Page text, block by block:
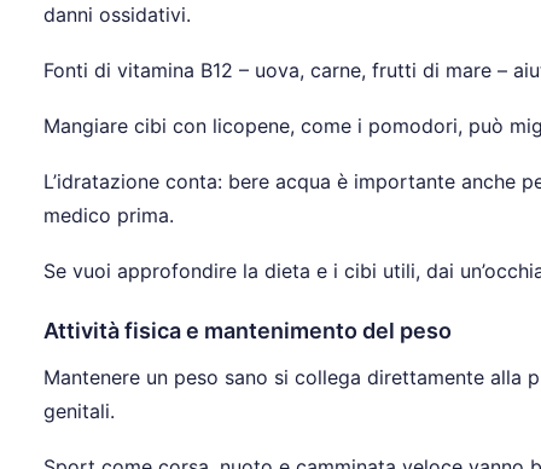
danni ossidativi.
Fonti di vitamina B12 – uova, carne, frutti di mare –
Mangiare cibi con licopene, come i pomodori, può
L’idratazione conta: bere acqua è importante anche
medico prima.
Se vuoi approfondire la dieta e i cibi utili, dai
Attività fisica e mantenimento del peso
Mantenere un peso sano si collega direttamente
genitali.